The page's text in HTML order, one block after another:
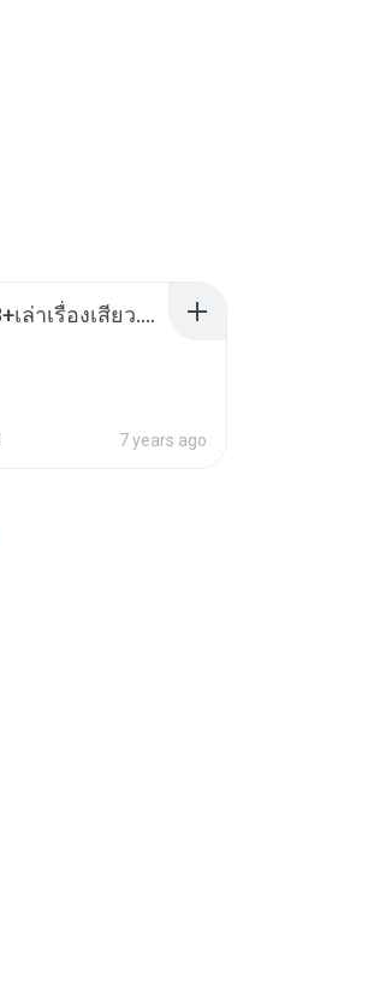
เมียน้อยเหงา พาเสียวค่ะ18+เล่าเรื่องเสียว.mp3
7 years ago